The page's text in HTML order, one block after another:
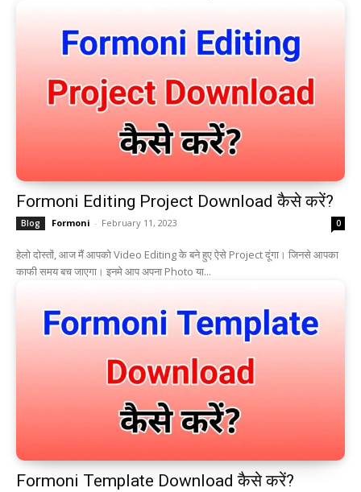
Formoni Editing Project Download कैसे करें?
Blog Formoni - February 11, 2023 0
हेलो दोस्तों, आज मैं आपको Video Editing के बने हुए ऐसे Project दूंगा। जिनसे आपका
काफी समय बच जाएगा। इनमे आप अपना Photo या...
Formoni Template Download कैसे करें?